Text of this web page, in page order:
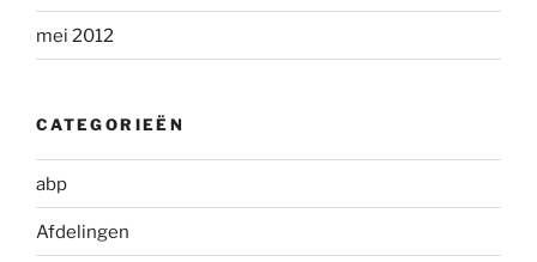
mei 2012
CATEGORIEËN
abp
Afdelingen